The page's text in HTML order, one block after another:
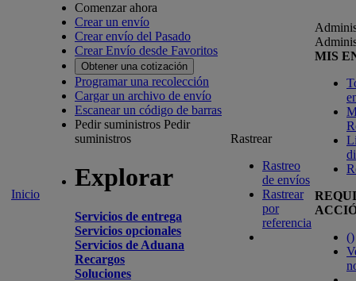
Inicio
Comenzar ahora
Crear un envío
Crear envío del Pasado
Crear Envío desde Favoritos
Obtener una cotización
Programar una recolección
Cargar un archivo de envío
Escanear un código de barras
Pedir suministros Pedir
suministros
Explorar
Servicios de entrega
Servicios opcionales
Servicios de Aduana
Recargos
Soluciones
Rastrear
Rastreo
de envíos
Rastrear
por
referencia
MIS
()